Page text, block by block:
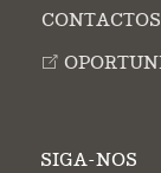
CONTACTOS
SIGA-NOS